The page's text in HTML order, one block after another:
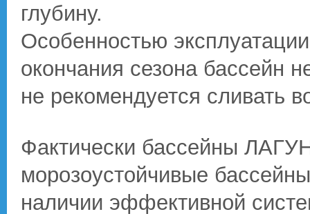
глубину.
Особенностью
окончания сезона бассейн
не рекомендуется сливать
Фактически бассейны
морозоустойчивые
наличии эффективной